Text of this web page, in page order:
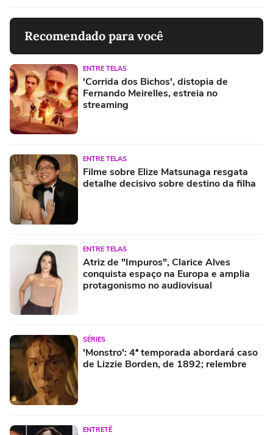
Recomendado para você
ENTRE TELAS
'Corrida dos Bichos', distopia de
Fernando Meirelles, estreia no
streaming
ENTRE TELAS
Filme sobre Elize Matsunaga resgata
detalhe decisivo sobre destino da filha
ENTRE TELAS
Atriz de "Impuros", Clarice Alves
conquista espaço na Europa e amplia
protagonismo no audiovisual
SÉRIES
'Monstro': 4ª temporada abordará caso
de Lizzie Borden, de 1892; relembre
ENTRETÊ